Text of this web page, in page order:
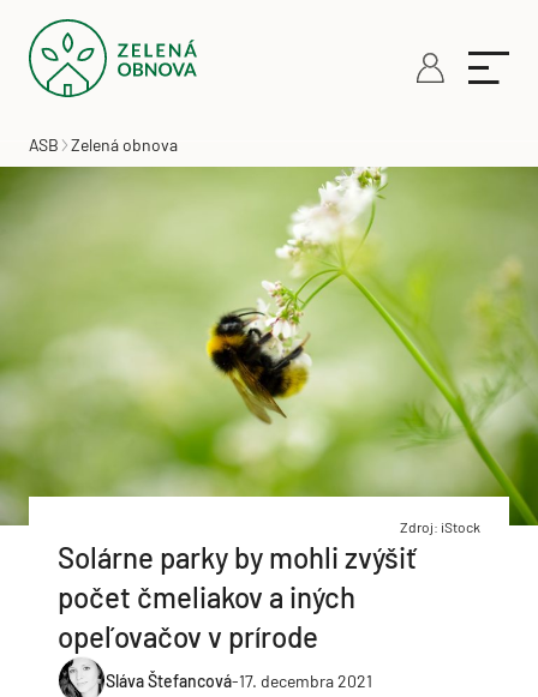
ASB Zelená obnova
Zdroj: iStock
Solárne parky by mohli zvýšiť
počet čmeliakov a iných
opeľovačov v prírode
Sláva Štefancová-17. decembra 2021